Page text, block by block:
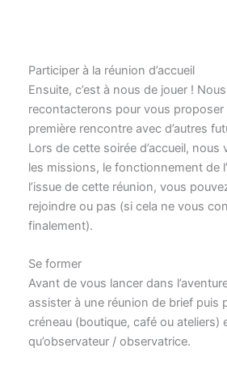
Participer à la réunion d’accueil
Ensuite, c’est à nous de jouer !
recontacterons pour vous proposer
première rencontre avec d’autres
Lors de cette soirée d’accueil,
les missions, le fonctionnement de
l’issue de cette réunion, vous
rejoindre ou pas (si cela ne vous
finalement).
Se former
Avant de vous lancer dans
assister à une réunion de brief puis
créneau (boutique, café ou ateliers)
qu’observateur / observatrice.